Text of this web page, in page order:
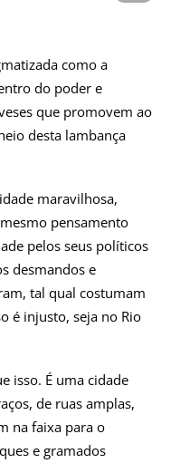
como a
do poder e
que promovem ao
desta lambança
maravilhosa,
pensamento
pelos seus políticos
desmandos e
tal qual costumam
é injusto, seja no Rio
isso. É uma cidade
de ruas amplas,
na faixa para o
e gramados